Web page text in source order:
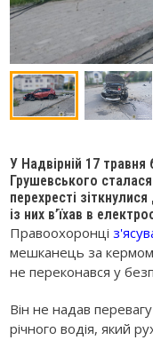
У Надвірній 17
Грушевського
перехресті
із них в’їхав в
Правоохоронці
мешканець за
не переконався у
Він не надав
річного водія, який